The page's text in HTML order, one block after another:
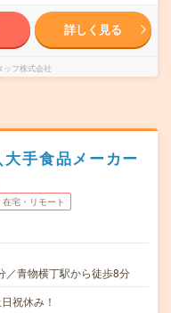
詳しく見る
フ株式会社
手食品メーカー
在宅・リモート
／青物横丁駅から徒歩8分
祝休み！